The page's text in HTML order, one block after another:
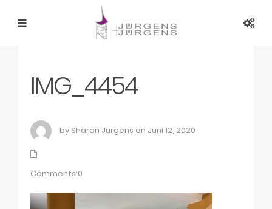
IMG_4454
by Sharon Jürgens on Juni 12, 2020
Comments:0